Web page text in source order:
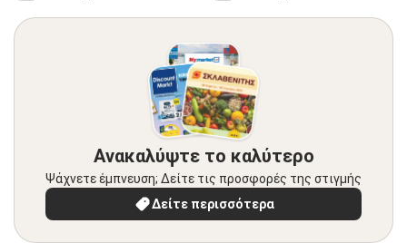
Ανακαλύψτε το καλύτερο
Ψάχνετε έμπνευση; Δείτε τις προσφορές της στιγμής
Δείτε περισσότερα